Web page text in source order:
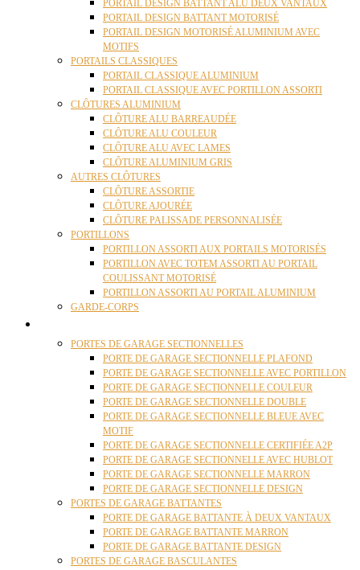
PORTAIL DESIGN BATTANT ALU DEUX VANTAUX
PORTAIL DESIGN BATTANT MOTORISÉ
PORTAIL DESIGN MOTORISÉ ALUMINIUM AVEC
MOTIFS
PORTAILS CLASSIQUES
PORTAIL CLASSIQUE ALUMINIUM
PORTAIL CLASSIQUE AVEC PORTILLON ASSORTI
CLÔTURES ALUMINIUM
CLÔTURE ALU BARREAUDÉE
CLÔTURE ALU COULEUR
CLÔTURE ALU AVEC LAMES
CLÔTURE ALUMINIUM GRIS
AUTRES CLÔTURES
CLÔTURE ASSORTIE
CLÔTURE AJOURÉE
CLÔTURE PALISSADE PERSONNALISÉE
PORTILLONS
PORTILLON ASSORTI AUX PORTAILS MOTORISÉS
PORTILLON AVEC TOTEM ASSORTI AU PORTAIL
COULISSANT MOTORISÉ
PORTILLON ASSORTI AU PORTAIL ALUMINIUM
GARDE-CORPS
PORTES DE GARAGE SECTIONNELLES
PORTE DE GARAGE SECTIONNELLE PLAFOND
PORTE DE GARAGE SECTIONNELLE AVEC PORTILLON
PORTE DE GARAGE SECTIONNELLE COULEUR
PORTE DE GARAGE SECTIONNELLE DOUBLE
PORTE DE GARAGE SECTIONNELLE BLEUE AVEC
MOTIF
PORTE DE GARAGE SECTIONNELLE CERTIFIÉE A2P
PORTE DE GARAGE SECTIONNELLE AVEC HUBLOT
PORTE DE GARAGE SECTIONNELLE MARRON
PORTE DE GARAGE SECTIONNELLE DESIGN
PORTES DE GARAGE BATTANTES
PORTE DE GARAGE BATTANTE À DEUX VANTAUX
PORTE DE GARAGE BATTANTE MARRON
PORTE DE GARAGE BATTANTE DESIGN
PORTES DE GARAGE BASCULANTES